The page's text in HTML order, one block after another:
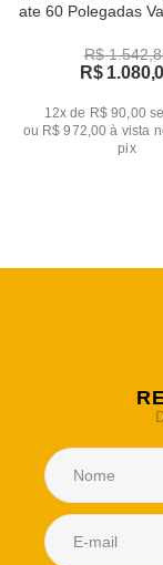
ate 60 Polegadas
R$
R$
12x de R$ 90,00
ou R$ 972,00 à vista
pix